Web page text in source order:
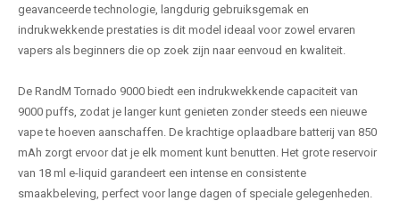
geavanceerde technologie, langdurig gebruiksgemak en
indrukwekkende prestaties is dit model ideaal voor zowel ervaren
vapers als beginners die op zoek zijn naar eenvoud en kwaliteit.
De RandM Tornado 9000 biedt een indrukwekkende capaciteit van
9000 puffs, zodat je langer kunt genieten zonder steeds een nieuwe
vape te hoeven aanschaffen. De krachtige oplaadbare batterij van 850
mAh zorgt ervoor dat je elk moment kunt benutten. Het grote reservoir
van 18 ml e-liquid garandeert een intense en consistente
smaakbeleving, perfect voor lange dagen of speciale gelegenheden.